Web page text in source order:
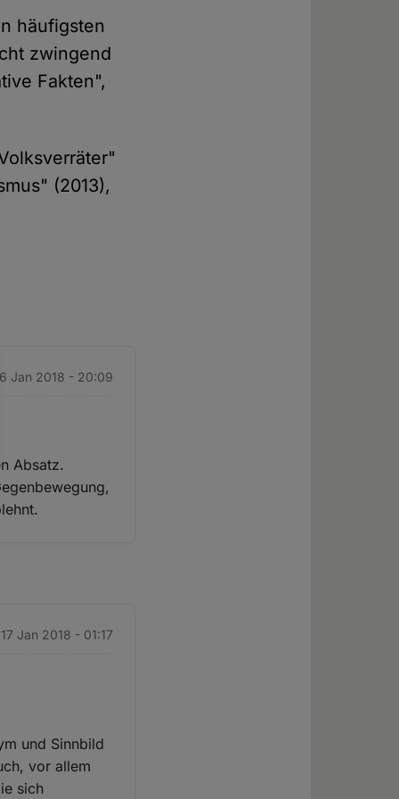
häufigsten
zwingend
Fakten",
(2013),
Jan 2018 - 20:09
Absatz.
Jan 2018 - 01:17
und Sinnbild
vor allem
sich